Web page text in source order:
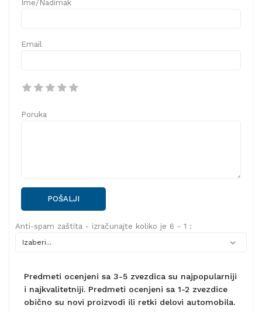
Ime/Nadimak
Email
Poruka
POŠALJI
Anti-spam zaštita - izračunajte koliko je 6 - 1 :
Predmeti ocenjeni sa 3-5 zvezdica su najpopularniji
i najkvalitetniji. Predmeti ocenjeni sa 1-2 zvezdice
obično su novi proizvodi ili retki delovi automobila.